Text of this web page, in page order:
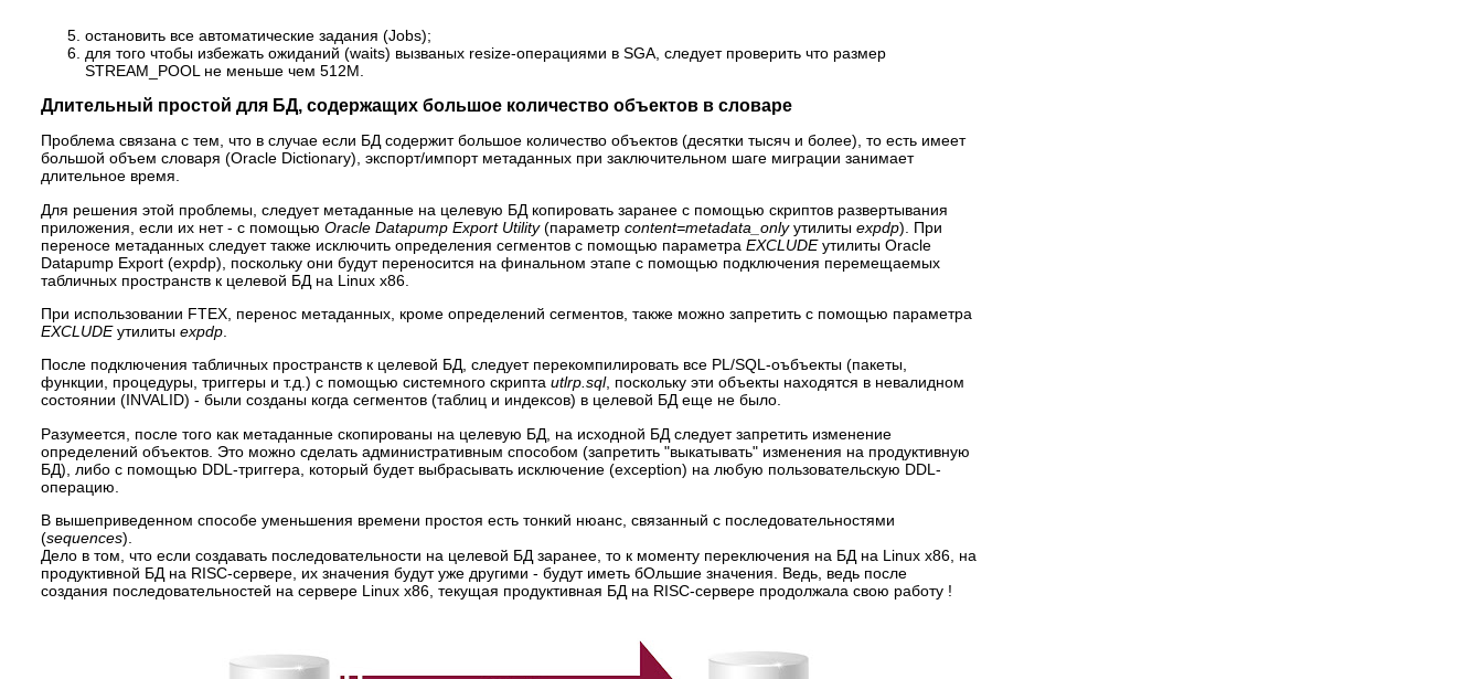
остановить все автоматические задания (Jobs);
для того чтобы избежать ожиданий (waits) вызваных resize-операциями в SGA, следует проверить что размер
STREAM_POOL не меньше чем 512M.
Длительный простой для БД, содержащих большое количество объектов в словаре
Проблема связана с тем, что в случае если БД содержит большое количество объектов (десятки тысяч и более), то есть имеет
большой объем словаря (Oracle Diсtionary), экспорт/импорт метаданных при заключительном шаге миграции занимает
длительное время.
Для решения этой проблемы, следует метаданные на целевую БД копировать заранее с помощью скриптов развертывания
приложения, если их нет - с помощью Oracle Datapump Export Utility(параметр content=metadata_onlyутилиты expdp). При
переносе метаданных следует также исключить определения сегментов с помощью параметра EXCLUDEутилиты Oracle
Datapump Export (expdp), поскольку они будут переносится на финальном этапе с помощью подключения перемещаемых
табличных пространств к целевой БД на Linux x86.
При использовании FTEX, перенос метаданных, кроме определений сегментов, также можно запретить с помощью параметра
EXCLUDEутилиты expdp.
После подключения табличных пространств к целевой БД, следует перекомпилировать все PL/SQL-оъбъекты (пакеты,
функции, процедуры, триггеры и т.д.) с помощью системного скрипта utlrp.sql, поскольку эти объекты находятся в невалидном
состоянии (INVALID) - были созданы когда сегментов (таблиц и индексов) в целевой БД еще не было.
Разумеется, после того как метаданные скопированы на целевую БД, на исходной БД следует запретить изменение
определений объектов. Это можно сделать административным способом (запретить "выкатывать" изменения на продуктивную
БД), либо с помощью DDL-триггера, который будет выбрасывать исключение (exception) на любую пользовательскую DDL-
операцию.
В вышеприведенном способе уменьшения времени простоя есть тонкий нюанс, связанный с последовательностями
(sequences).
Дело в том, что если создавать последовательности на целевой БД заранее, то к моменту переключения на БД на Linux x86, на
продуктивной БД на RISC-сервере, их значения будут уже другими - будут иметь бОльшие значения. Ведь, ведь после
создания последовательностей на сервере Linux x86, текущая продуктивная БД на RISC-сервере продолжала свою работу !